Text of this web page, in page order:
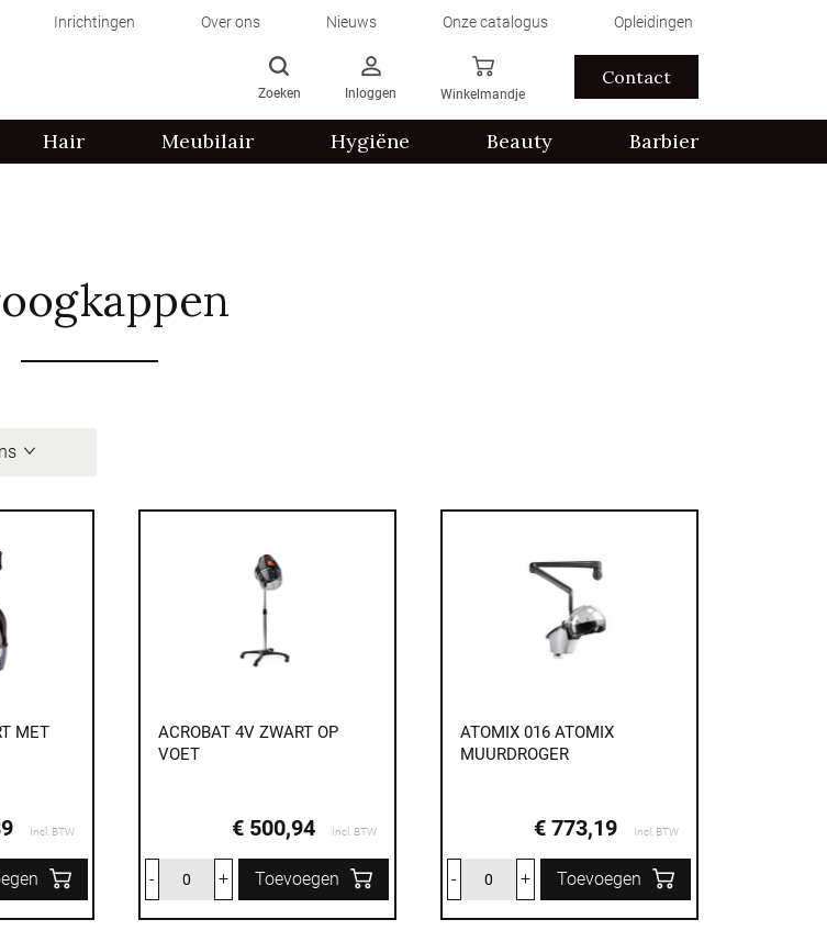
Inrichtingen Over ons Nieuws Onze catalogus Opleidingen
Zoeken Inloggen Winkelmandje
Contact
Hair Meubilair Hygiëne Beauty Barbier
MET
Incl. BTW
ACROBAT 4V ZWART OP
VOET
€ 500,94 Incl. BTW
- + Toevoegen
ATOMIX 016 ATOMIX
MUURDROGER
€ 773,19 Incl. BTW
- + Toevoegen